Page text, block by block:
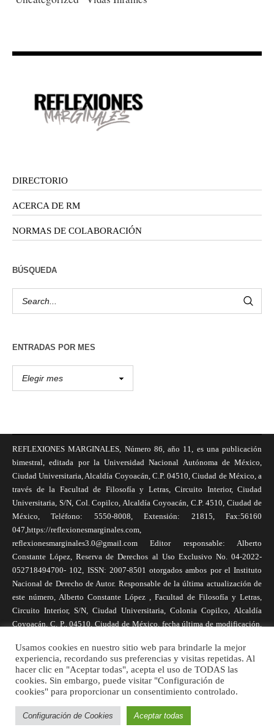
DIRECTORIO
ACERCA DE RM
NORMAS DE COLABORACIÓN
BÚSQUEDA
ENTRADAS POR MES
REFLEXIONES MARGINALES, Número 86, año 11, es una publicación
bimestral, editada por la Universidad Nacional Autónoma de México,
Ciudad Universitaria, Alcaldía Coyoacán, C.P. 04510, Ciudad de México, a
través de la Facultad de Filosofía y Letras, Circuito Interior, Ciudad
Universitaria, S/N, Col. Copilco, Alcaldía Coyoacán, C.P. 4510, Ciudad de
México, Teléfono: 5550-8008, Extensión: 21815, Fax:56160
047,https://reflexionesmarginales.com,
reflexionesmarginales3.0@gmail.com Editor responsable: Alberto
Constante López, Reserva de Derechos al Uso Exclusivo No. 04-2022-
052718494700- 102, ISSN: 2007-8501 otorgados ambos por el Instituto
Nacional de Derecho de Autor. Responsable de la última actualización de
este número, Alberto Constante López , Facultad de Filosofía y Letras,
Circuito Interior, S/N, Ciudad Universitaria, Colonia Copilco, Alcaldía
Coyoacán, C. P., 04510, Ciudad de México, fecha última de modificación,
necesariamente reflejan la postura de la revista, ni de Universidad Nacional
Autónoma de México. Los autores son responsables de los contenidos de
sus artículos. Se autoriza la reproducción total o parcial de los textos aquí
publicados siempre y cuando se cite la fuente completa y la dirección
electrónica de la publicación.
Usamos cookies en nuestro sitio web para brindarle la mejor
experiencia, recordando sus preferencias y visitas repetidas. Al
hacer clic en "Aceptar todas", acepta el uso de TODAS las
cookies. Sin embargo, puede visitar "Configuración de
cookies" para proporcionar un consentimiento controlado.
Configuración de Cookies Aceptar todas